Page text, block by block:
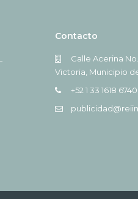
Contacto
Calle Acerina
Victoria, Municipio
+52 1 33 1618 6740